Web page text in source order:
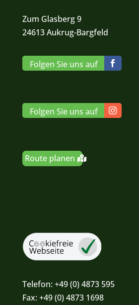
Zum Glasberg 9
24613 Aukrug-Bargfeld
Folgen Sie uns auf
Folgen Sie uns auf
Route planen
Telefon:+49 (0) 4873 595
Fax:+49 (0) 4873 1698